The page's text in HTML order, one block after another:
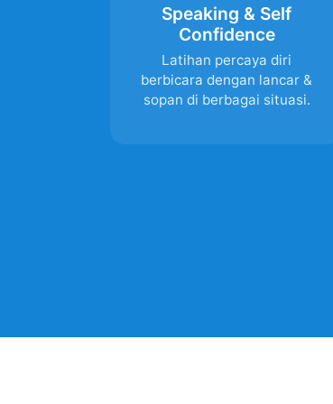
Speaking & Self
Confidence
Latihan percaya diri
berbicara dengan lancar &
sopan di berbagai situasi.